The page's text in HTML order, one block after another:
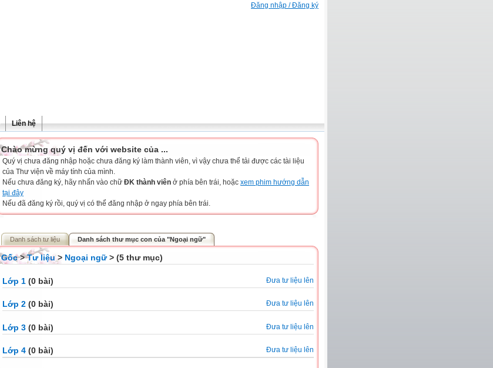
Đăng nhập / Đăng ký
Liên hệ
Chào mừng quý vị đến với website của ...
Quý vị chưa đăng nhập hoặc chưa đăng ký làm thành viên, vì vậy chưa thể tải được các tài liệu
của Thư viện về máy tính của mình.
Nếu chưa đăng ký, hãy nhấn vào chữ ĐK thành viên ở phía bên trái, hoặc xem phim hướng dẫn
tại đây
Nếu đã đăng ký rồi, quý vị có thể đăng nhập ở ngay phía bên trái.
Danh sách tư liệu Danh sách thư mục con của "Ngoại ngữ"
Gốc>Tư liệu> Ngoại ngữ> (5 thư mục)
Đưa tư liệu lên
Lớp 1 (0 bài)
Đưa tư liệu lên
Lớp 2 (0 bài)
Đưa tư liệu lên
Lớp 3 (0 bài)
Đưa tư liệu lên
Lớp 4 (0 bài)